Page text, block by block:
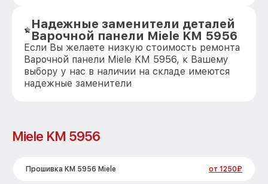
Надежные заменители деталей
Варочной панели Miele KM 5956
Если Вы желаете низкую стоимость ремонта
Варочной панели Miele KM 5956, к Вашему
выбору у нас в наличии на складе имеются
надежные заменители
Miele KM 5956
Прошивка KM 5956 Miele от 1250₽